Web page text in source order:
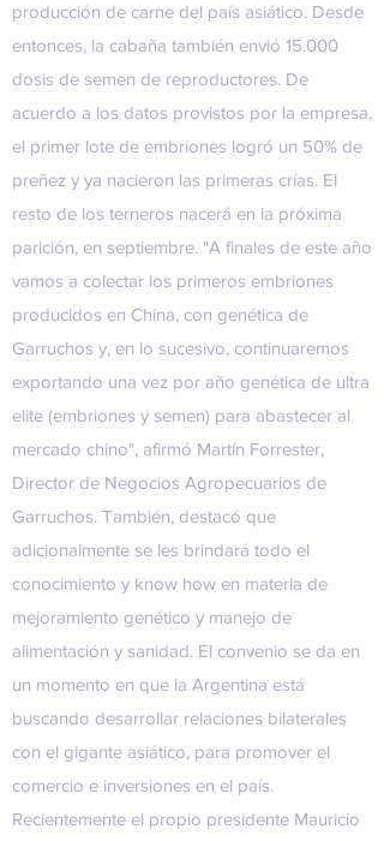
producción de carne del país asiático. Desde
entonces, la cabaña también envió 15.000
dosis de semen de reproductores. De
acuerdo a los datos provistos por la empresa,
el primer lote de embriones logró un 50% de
preñez y ya nacieron las primeras crías. El
resto de los terneros nacerá en la próxima
parición, en septiembre. "A finales de este año
vamos a colectar los primeros embriones
producidos en China, con genética de
Garruchos y, en lo sucesivo, continuaremos
exportando una vez por año genética de ultra
elite (embriones y semen) para abastecer al
mercado chino", afirmó Martín Forrester,
Director de Negocios Agropecuarios de
Garruchos. También, destacó que
adicionalmente se les brindará todo el
conocimiento y know how en materia de
mejoramiento genético y manejo de
alimentación y sanidad. El convenio se da en
un momento en que la Argentina está
buscando desarrollar relaciones bilaterales
con el gigante asiático, para promover el
comercio e inversiones en el país.
Recientemente el propio presidente Mauricio